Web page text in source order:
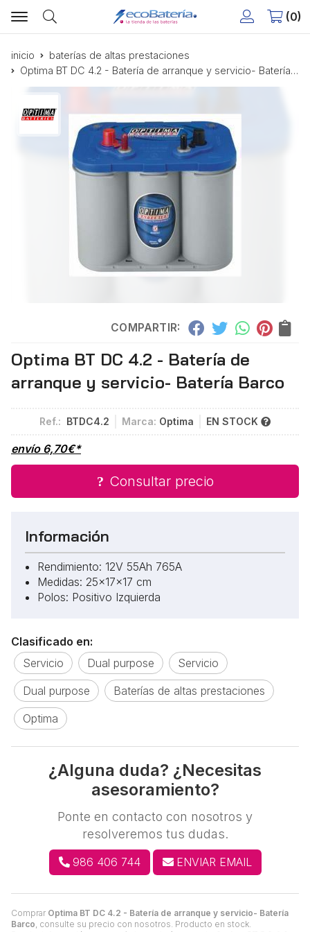
Buscar
0
inicio
baterías de altas prestaciones
Optima BT DC 4.2 - Batería de arranque y servicio- Batería Barco
COMPARTIR:
Optima BT DC 4.2 - Batería de
arranque y servicio- Batería Barco
Ref.: BTDC4.2 Marca: Optima EN STOCK
envío 6,70€*
Consultar precio
Comprar Optima BT DC 4.2 - Batería de arranque y servicio- Batería
Barco , consulte su precio con nosotros. Producto en stock.
Información
Rendimiento: 12V 55Ah 765A
Medidas: 25x17x17 cm
Polos: Positivo Izquierda
Clasificado en:
Servicio
Dual purpose
Servicio
Dual purpose
Baterías de altas prestaciones
Optima
¿Alguna duda? ¿Necesitas
asesoramiento?
Ponte en contacto con nosotros y
resolveremos tus dudas.
986 406 744 ENVIAR EMAIL